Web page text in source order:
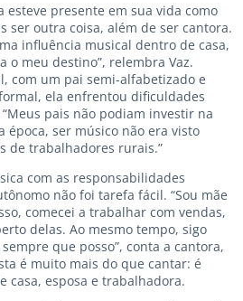
esteve presente em sua vida como
ser outra coisa, além de ser cantora.
influência musical dentro de casa,
o meu destino”, relembra Vaz.
com um pai semi-alfabetizado e
ela enfrentou dificuldades
pais não podiam investir na
época, ser músico não era visto
de trabalhadores rurais.”
com as responsabilidades
não foi tarefa fácil. “Sou mãe
comecei a trabalhar com vendas,
delas. Ao mesmo tempo, sigo
que posso”, conta a cantora,
é muito mais do que cantar: é
casa, esposa e trabalhadora.